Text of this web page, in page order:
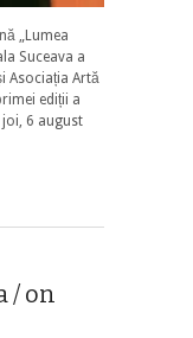
„Lumea
Suceava a
Asociația Artă
ediții a
joi, 6 august
/ on